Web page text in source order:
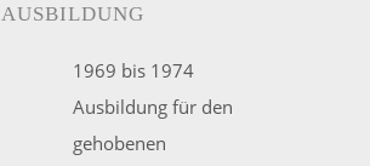
AUSBILDUNG
1969 bis 1974
Ausbildung für den
gehobenen